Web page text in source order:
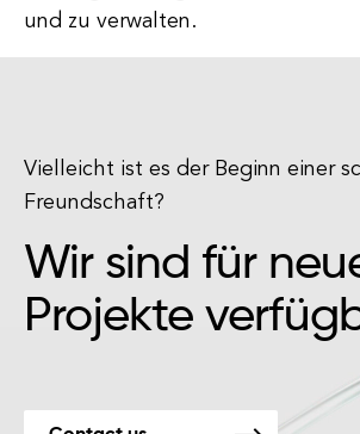
und zu verwalten.
Vielleicht ist es der Beginn einer
Freundschaft?
Wir sind für
Projekte